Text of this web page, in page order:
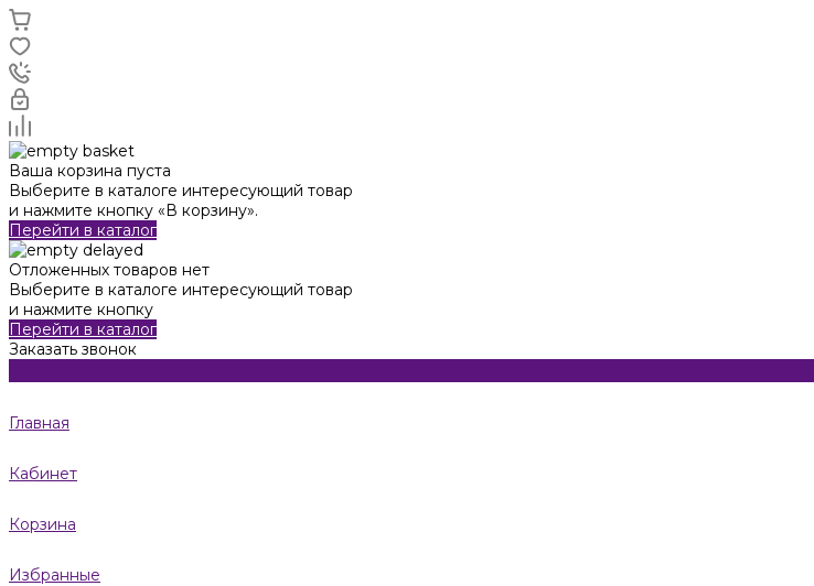
Ваша корзина пуста
Выберите в каталоге интересующий товар
и нажмите кнопку «В корзину».
Перейти в каталог
Отложенных товаров нет
Выберите в каталоге интересующий товар
и нажмите кнопку
Перейти в каталог
Заказать звонок
Главная
Кабинет
Корзина
Избранные